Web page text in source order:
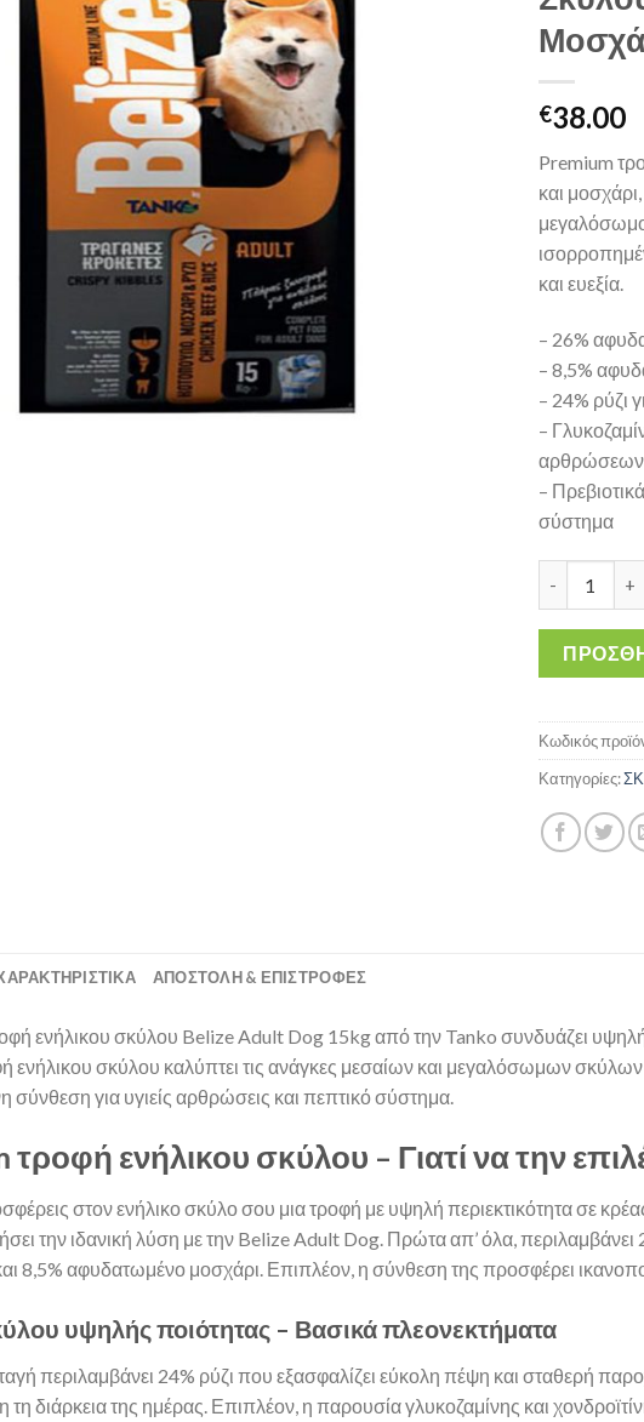
€38.00
Premium
και
και ευεξία.
– 26%
– 8,5%
– 24% ρύζι
–
αρθρώσεων
–
σύστημα
Κωδικός
Κατηγορίες:
ΑΠΟΣΤΟΛΉ & ΕΠΙΣΤΡΟΦΈΣ
ενήλικου σκύλου Belize Adult Dog 15kg από την Tanko συνδυάζει
ενήλικου σκύλου καλύπτει τις ανάγκες μεσαίων και μεγαλόσωμων
σύνθεση για υγιείς αρθρώσεις και πεπτικό σύστημα.
τροφή ενήλικου σκύλου – Γιατί να την
στον ενήλικο σκύλο σου μια τροφή με υψηλή περιεκτικότητα σε
την ιδανική λύση με την Belize Adult Dog. Πρώτα απ’ όλα,
8,5% αφυδατωμένο μοσχάρι. Επιπλέον, η σύνθεση της προσφέρει
υψηλής ποιότητας – Βασικά πλεονεκτήματα
περιλαμβάνει 24% ρύζι που εξασφαλίζει εύκολη πέψη και σταθερή
τη διάρκεια της ημέρας. Επιπλέον, η παρουσία γλυκοζαμίνης και